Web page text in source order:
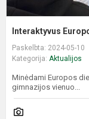
Interaktyvus
Paskelbta: 2024-05-10
Kategorija: Aktualijos
Minėdami Europos
gimnazijos vienuo...